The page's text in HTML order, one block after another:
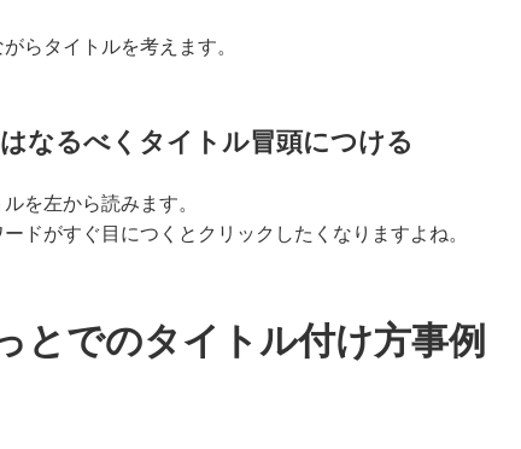
らタイトルを考えます。
なるべくタイトル冒頭につける
を左から読みます。
ドがすぐ目につくとクリックしたくなりますよね。
とでのタイトル付け方事例